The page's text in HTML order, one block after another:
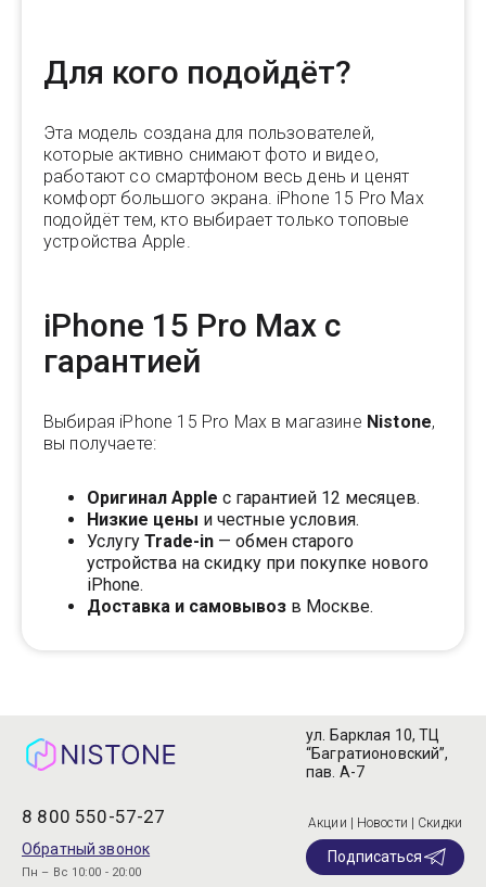
Для кого подойдёт?
Эта модель создана для пользователей,
которые активно снимают фото и видео,
работают со смартфоном весь день и ценят
комфорт большого экрана. iPhone 15 Pro Max
подойдёт тем, кто выбирает только топовые
устройства Apple.
iPhone 15 Pro Max с
гарантией
Выбирая iPhone 15 Pro Max в магазине Nistone,
вы получаете:
Оригинал Apple с гарантией 12 месяцев.
Низкие цены и честные условия.
Услугу Trade-in — обмен старого
устройства на скидку при покупке нового
iPhone.
Доставка и самовывоз в Москве.
8 800 550-57-27
Обратный звонок
Пн – Вс 10:00 - 20:00
ул. Барклая 10, ТЦ
“Багратионовский”,
пав. А-7
Акции | Новости | Скидки
Подписаться